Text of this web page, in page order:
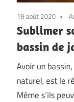
19 août 2020
Sublimer
bassin de
Avoir un
naturel, est le
Même s’ils